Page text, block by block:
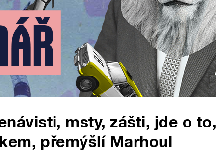
msty, zášti, jde o to,
přemýšlí Marhoul